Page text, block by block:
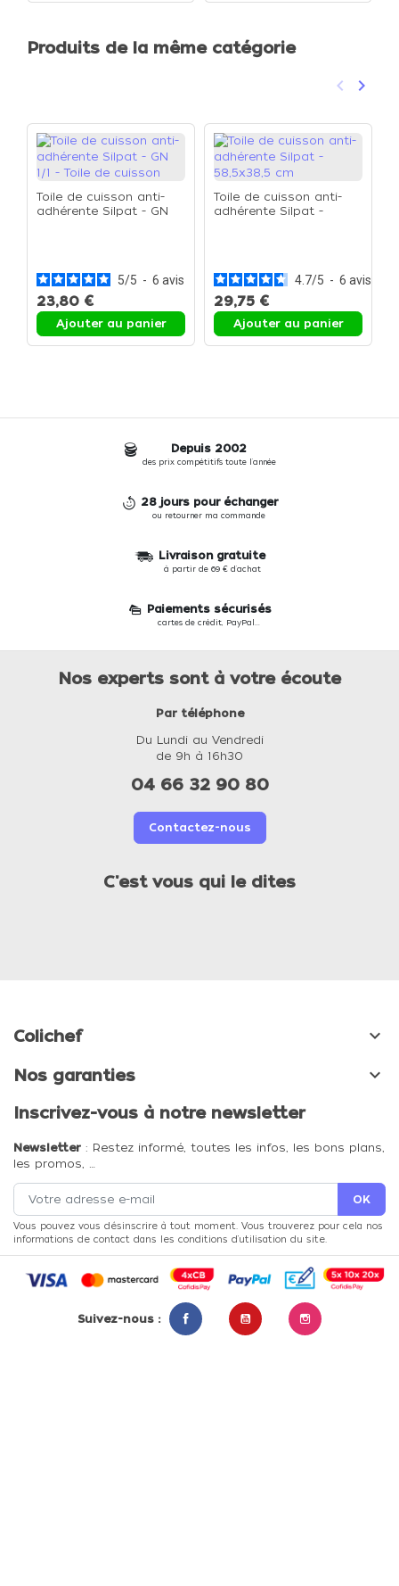
Produits de la même catégorie
Précédent
keyboard_arrow_left keyboard_arrow_right
Toile de cuisson anti-
adhérente Silpat - GN
5/5 - 6 avis
23,80 €
Ajouter au panier
Toile de cuisson anti-
adhérente Silpat -
4.7/5 - 6 avis
29,75 €
Ajouter au panier
Depuis 2002
des prix compétitifs toute l'année
28 jours pour échanger
ou retourner ma commande
Livraison gratuite
à partir de 69 € d'achat
Paiements sécurisés
cartes de crédit, PayPal...
Nos experts sont à votre écoute
Par téléphone
Du Lundi au Vendredi
de 9h à 16h30
04 66 32 90 80
Contactez-nous
C'est vous qui le dites
Colichef 
Nos garanties 
Inscrivez-vous à notre newsletter
Newsletter : Restez informé, toutes les infos, les bons plans,
les promos, …
Vous pouvez vous désinscrire à tout moment. Vous trouverez pour cela nos
informations de contact dans les conditions d'utilisation du site.
Suivez-nous :
FacebookYouTubeInstagram